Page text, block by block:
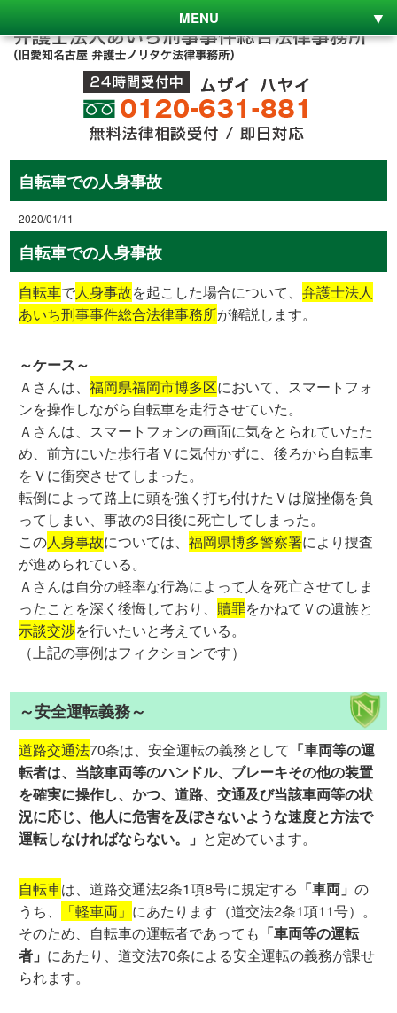
MENU
自転車での人身事故
2020/01/11
自転車での人身事故
自転車で人身事故を起こした場合について、弁護士法人
あいち刑事事件総合法律事務所が解説します。
～ケース～
Ａさんは、福岡県福岡市博多区において、スマートフォ
ンを操作しながら自転車を走行させていた。
Ａさんは、スマートフォンの画面に気をとられていたた
め、前方にいた歩行者Ｖに気付かずに、後ろから自転車
をＶに衝突させてしまった。
転倒によって路上に頭を強く打ち付けたＶは脳挫傷を負
ってしまい、事故の3日後に死亡してしまった。
この人身事故については、福岡県博多警察署により捜査
が進められている。
Ａさんは自分の軽率な行為によって人を死亡させてしま
ったことを深く後悔しており、 贖罪をかねてＶの遺族と
示談交渉を行いたいと考えている。
（上記の事例はフィクションです）
～安全運転義務～
道路交通法70条は、安全運転の義務として 「車両等の運
転者は、当該車両等のハンドル、ブレーキその他の装置
を確実に操作し、かつ、道路、交通及び当該車両等の状
況に応じ、他人に危害を及ぼさないような速度と方法で
運転しなければならない。」 と定めています。
自転車は、道路交通法2条1項8号に規定する 「車両」の
うち、
「軽車両」 にあたります（道交法2条1項11号）。
そのため、自転車の運転者であっても 「車両等の運転
者」 にあたり、道交法70条による安全運転の義務が課せ
られます。